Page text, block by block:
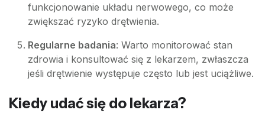
funkcjonowanie układu nerwowego, co może
zwiększać ryzyko drętwienia.
Regularne badania: Warto monitorować stan
zdrowia i konsultować się z lekarzem, zwłaszcza
jeśli drętwienie występuje często lub jest uciążliwe.
Kiedy udać się do lekarza?